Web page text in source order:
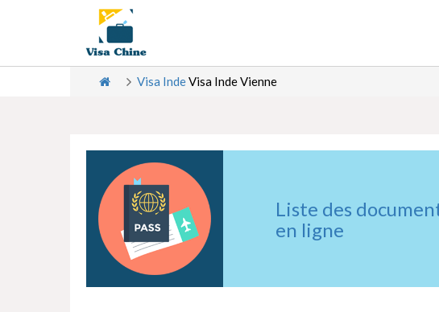
Visa IndeVisa Inde Vienne
Liste des
en ligne